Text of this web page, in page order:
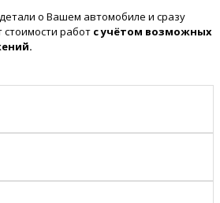
о Вашем автомобиле и сразу
работ с учётом возможных